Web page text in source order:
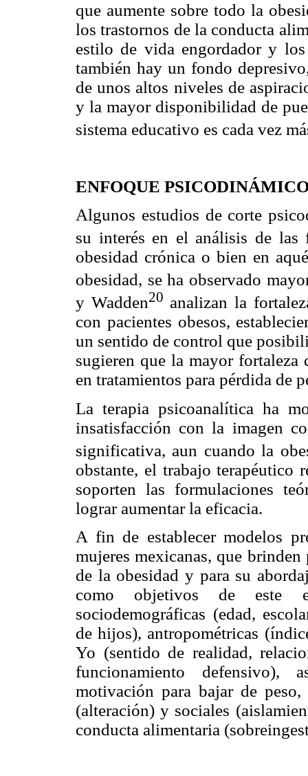
que aumente sobre todo la
los trastornos de la conducta
estilo de vida engordador y
también hay un fondo
de unos altos niveles de
y la mayor disponibilidad de
sistema educativo es cada vez
ENFOQUE
Algunos estudios de corte
su interés en el análisis de las
obesidad crónica o bien en
obesidad, se ha observado
y Wadden20 analizan la
con pacientes obesos,
un sentido de control que
sugieren que la mayor
en tratamientos para pérdida de
La terapia psicoanalítica ha
insatisfacción con la imagen
significativa, aun cuando la
obstante, el trabajo terapéutico
soporten las formulaciones
lograr aumentar la eficacia.
A fin de establecer modelos
mujeres mexicanas, que
de la obesidad y para su
como objetivos de este
sociodemográficas (edad,
de hijos), antropométricas
Yo (sentido de realidad,
funcionamiento defensivo),
motivación para bajar de
(alteración) y sociales
conducta alimentaria